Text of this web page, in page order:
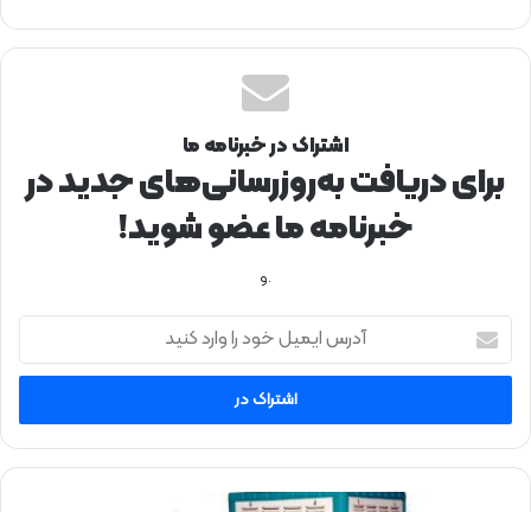
اشتراک در خبرنامه ما
برای دریافت به‌روزرسانی‌های جدید در
خبرنامه ما عضو شوید!
.و
ر
ا
ی